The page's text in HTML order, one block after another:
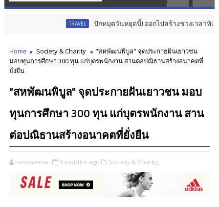
ปักหมุดวันหยุดนี้! ออกไปสร้างช่วงเวลาพิเศษกับคร
Home Society & Charity
"สหพัฒนพิบูล" จุดประกายฝันเยาวชน
มอบทุนการศึกษา 300 ทุน แก่บุตรพนักงาน สานต่อปณิธานสร้างอนาคตที่
ยั่งยืน
"สหพัฒนพิบูล" จุดประกายฝันเยาวชน มอบ
ทุนการศึกษา 300 ทุน แก่บุตรพนักงาน สาน
ต่อปณิธานสร้างอนาคตที่ยั่งยืน
newsverse 9 months ago Society & Charity,